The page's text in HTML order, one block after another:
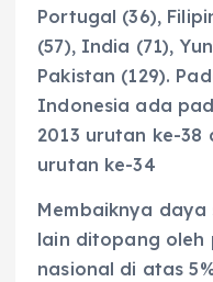
Portugal (36),
(57), India (71),
Pakistan (129).
Indonesia ada
2013 urutan ke-38
urutan ke-34
Membaiknya
lain ditopang oleh
nasional di atas